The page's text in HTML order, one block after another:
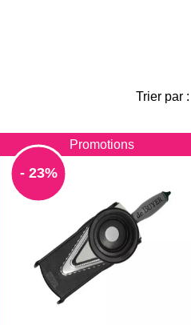
Trier par :
Promotions
- 23%